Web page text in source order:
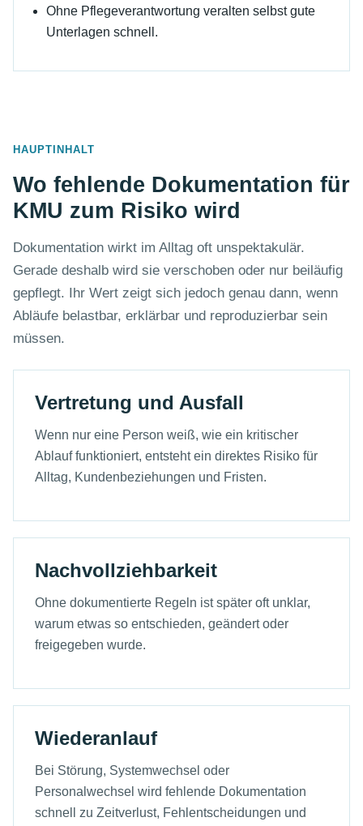
Ohne Pflegeverantwortung veralten selbst gute
Unterlagen schnell.
HAUPTINHALT
Wo fehlende Dokumentation für
KMU zum Risiko wird
Dokumentation wirkt im Alltag oft unspektakulär.
Gerade deshalb wird sie verschoben oder nur beiläufig
gepflegt. Ihr Wert zeigt sich jedoch genau dann, wenn
Abläufe belastbar, erklärbar und reproduzierbar sein
müssen.
Vertretung und Ausfall
Wenn nur eine Person weiß, wie ein kritischer
Ablauf funktioniert, entsteht ein direktes Risiko für
Alltag, Kundenbeziehungen und Fristen.
Nachvollziehbarkeit
Ohne dokumentierte Regeln ist später oft unklar,
warum etwas so entschieden, geändert oder
freigegeben wurde.
Wiederanlauf
Bei Störung, Systemwechsel oder
Personalwechsel wird fehlende Dokumentation
schnell zu Zeitverlust, Fehlentscheidungen und